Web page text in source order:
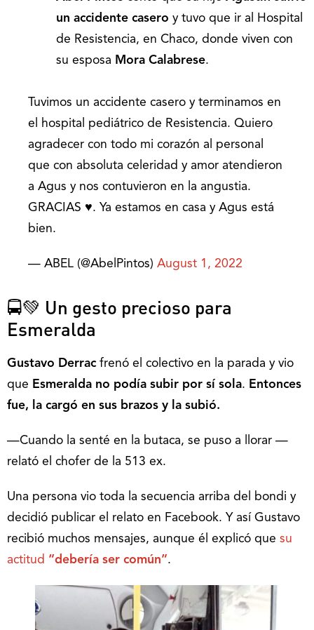
un accidente casero y tuvo que ir al Hospital
de Resistencia, en Chaco, donde viven con
su esposa Mora Calabrese.
Tuvimos un accidente casero y terminamos en
el hospital pediátrico de Resistencia. Quiero
agradecer con todo mi corazón al personal
que con absoluta celeridad y amor atendieron
a Agus y nos contuvieron en la angustia.
GRACIAS ♥️. Ya estamos en casa y Agus está
bien.
— ABEL (@AbelPintos) August 1, 2022
🚍💚 Un gesto precioso para
Esmeralda
Gustavo Derracfrenó el colectivo en la parada y vio
que Esmeralda no podía subir por sí sola. Entonces
fue, la cargó en sus brazos y la subió.
—Cuando la senté en la butaca, se puso a llorar —
relató el chofer de la 513 ex.
Una persona vio toda la secuencia arriba del bondi y
decidió publicar el relato en Facebook. Y así Gustavo
recibió muchos mensajes, aunque él explicó que su
actitud “debería ser común”.